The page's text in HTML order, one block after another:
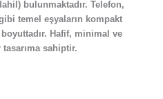
bulunmaktadır. Telefon,
temel eşyaların kompakt
Hafif, minimal ve
sahiptir.